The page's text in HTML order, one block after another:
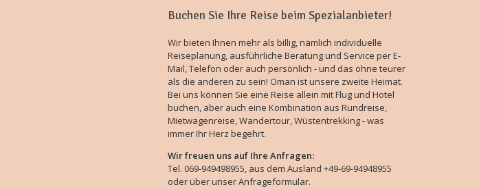
Buchen Sie Ihre Reise beim Spezialanbieter!
Wir bieten Ihnen mehr als billig, nämlich individuelle
Reiseplanung, ausführliche Beratung und Service per E-
Mail, Telefon oder auch persönlich - und das ohne teurer
als die anderen zu sein! Oman ist unsere zweite Heimat.
Bei uns können Sie eine Reise allein mit Flug und Hotel
buchen, aber auch eine Kombination aus Rundreise,
Mietwagenreise, Wandertour, Wüstentrekking - was
immer Ihr Herz begehrt.
Wir freuen uns auf Ihre Anfragen:
Tel. 069-949498955, aus dem Ausland +49-69-94948955
oder über unser Anfrageformular.